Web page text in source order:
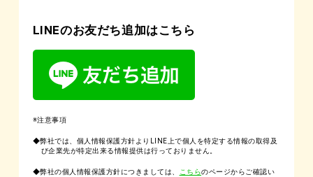
LINEのお友だち追加はこちら
※注意事項
◆弊社では、個人情報保護方針よりLINE上で個人を特定する情報の取得及
び企業先が特定出来る情報提供は行っておりません。
◆弊社の個人情報保護方針につきましては、 こちらのページからご確認い